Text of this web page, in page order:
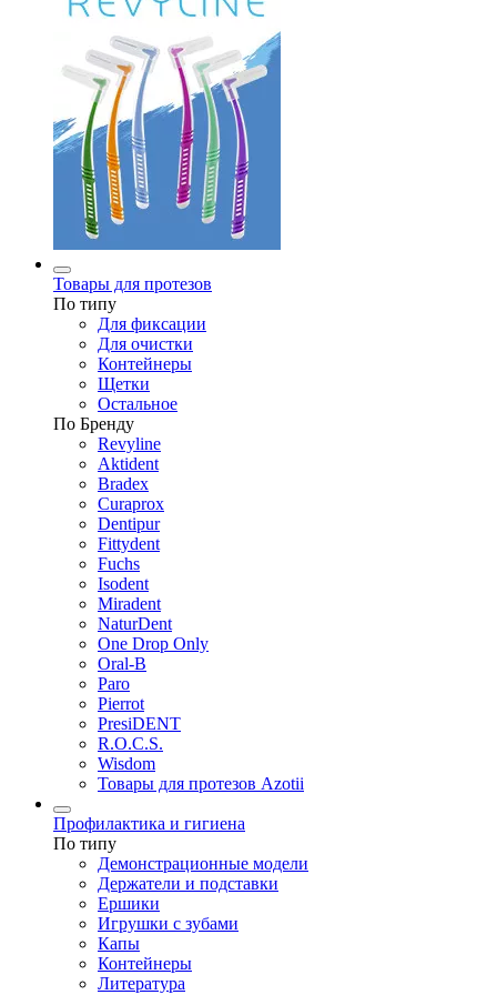
Товары для протезов
По типу
Для фиксации
Для очистки
Контейнеры
Щетки
Остальное
По Бренду
Revyline
Aktident
Bradex
Curaprox
Dentipur
Fittydent
Fuchs
Isodent
Miradent
NaturDent
One Drop Only
Oral-B
Paro
Pierrot
PresiDENT
R.O.C.S.
Wisdom
Товары для протезов Azotii
Профилактика и гигиена
По типу
Демонстрационные модели
Держатели и подставки
Ершики
Игрушки с зубами
Капы
Контейнеры
Литература